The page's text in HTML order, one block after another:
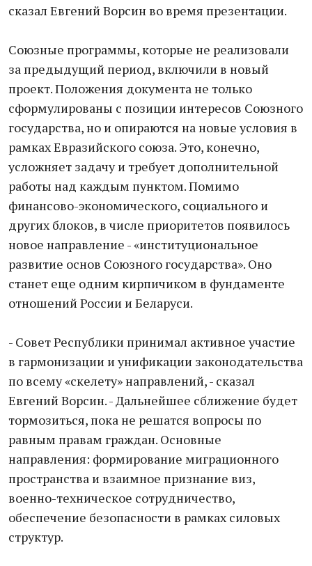
сказал Евгений Ворсин во время презентации.
Союзные программы, которые не реализовали
за предыдущий период, включили в новый
проект. Положения документа не только
сформулированы с позиции интересов Союзного
государства, но и опираются на новые условия в
рамках Евразийского союза. Это, конечно,
усложняет задачу и требует дополнительной
работы над каждым пунктом. Помимо
финансово-экономического, социального и
других блоков, в числе приоритетов появилось
новое направление - «институциональное
развитие основ Союзного государства». Оно
станет еще одним кирпичиком в фундаменте
отношений России и Беларуси.
- Совет Республики принимал активное участие
в гармонизации и унификации законодательства
по всему «скелету» направлений, - сказал
Евгений Ворсин. - Дальнейшее сближение будет
тормозиться, пока не решатся вопросы по
равным правам граждан. Основные
направления: формирование миграционного
пространства и взаимное признание виз,
военно-техническое сотрудничество,
обеспечение безопасности в рамках силовых
структур.